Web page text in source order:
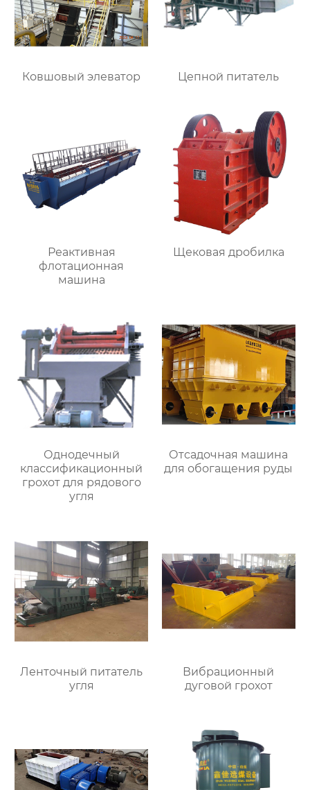
Ковшовый элеватор Цепной питатель
Реактивная
флотационная
машина
Щековая дробилка
Однодечный
классификационный
грохот для рядового
угля
Отсадочная машина
для обогащения руды
Ленточный питатель
угля
Вибрационный
дуговой грохот